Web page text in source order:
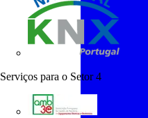
Serviços para o Setor 4